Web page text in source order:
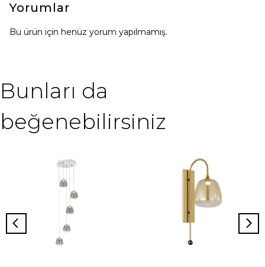
Yorumlar
Bu ürün için henüz yorum yapılmamış.
Bunları da
beğenebilirsiniz